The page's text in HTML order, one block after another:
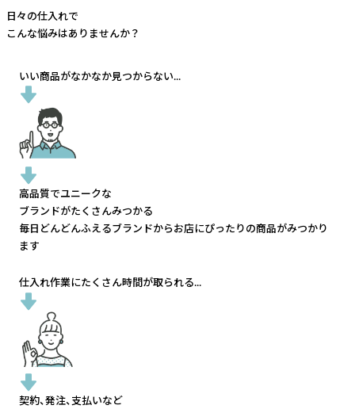
日々の仕入れで
こんな悩みはありませんか？
いい商品がなかなか見つからない...
高品質でユニークな
ブランドがたくさんみつかる
毎日どんどんふえるブランドからお店にぴったりの商品がみつかり
ます
仕入れ作業にたくさん時間が取られる...
契約、発注、支払いなど